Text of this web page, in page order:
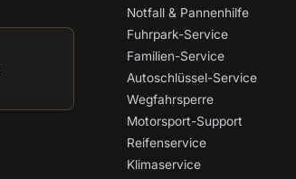
Notfall & Pannenhilfe
Fuhrpark-Service
Familien-Service
Autoschlüssel-Service
Wegfahrsperre
Motorsport-Support
Reifenservice
Klimaservice